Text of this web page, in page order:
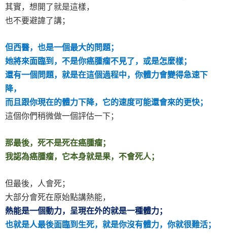
其實，想開了就是這樣，
也不要避諱了講；
但西醫，也是一個最大的問題；
她將來面臨到，不是你癌腫瘤不見了，或是怎麼樣；
還有一個問題，就是在這個過程中，你體力會變得急速下
降，
而且跟你現在的體力下降，它的速度可能還會來的更快；
這個你們稍微做一個評估一下；
那最後，死不是死在癌腫瘤；
我認為癌腫瘤，它本身就是果，不會死人；
但最後，人會死；
大部分會死在原始點講熱能，
熱能是一個動力，呈現在外的就是一種體力；
也就是人最後面臨到生死，就是你沒有體力，你就很難活；